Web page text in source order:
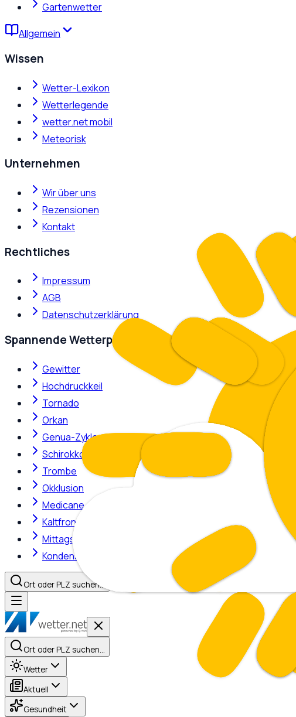
Gartenwetter
Allgemein
Wissen
Wetter-Lexikon
Wetterlegende
wetter.net mobil
Meteorisk
Unternehmen
Wir über uns
Rezensionen
Kontakt
Rechtliches
Impressum
AGB
Datenschutzerklärung
Spannende Wetterphänomene
Gewitter
Hochdruckkeil
Tornado
Orkan
Genua-Zyklone
Schirokko
Trombe
Okklusion
Medicane
Kaltfront
Mittagshitze
Kondensstreifen
Ort oder PLZ suchen…
Ort oder PLZ suchen…
Wetter
Aktuell
Gesundheit